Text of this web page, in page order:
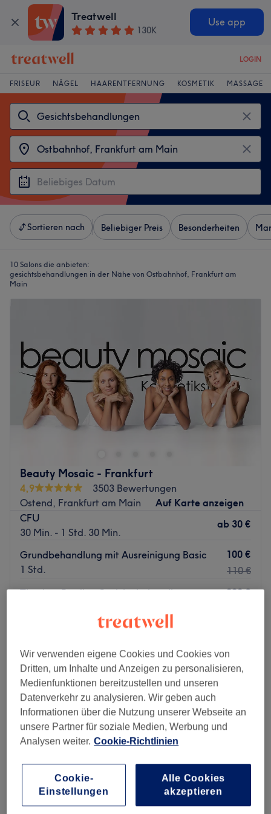
Treatwell
130K
Use app
LOGIN
FRISEUR NÄGEL HAARENTFERNUNG KOSMETIK MASSAGE
Sortieren nach Beliebiger Preis Besonderheiten
10 Salons die anbieten:
gesichtsbehandlungen in der Nähe von Ostbahnhof, Frankfurt am
Main
Beauty Mosaic - Frankfurt
4,9
3503 Bewertungen
Ostend, Frankfurt am Main
Auf Karte anzeigen
CFU
30 Min. - 1 Std. 30 Min.
ab 30 €
Grundbehandlung mit Ausreinigung Basic
1 Std.
100 €
110 €
Timeless Prodigy Gesichtsbehandlung
200 €
Schnellansicht Saloninfos
Montag 10:00– 20:00
Dienstag
09:30–20:00
Mittwoch
10:00–20:00
Donnerstag
09:30–20:00
Freitag
08:00–20:00
Samstag
10:00– 16:00
Sonntag
Überlasse nichts dem Zufall, sondern den Beauty-
Experten im Kosmetikstudio – Beauty Mosaic – in
Frankfurt-Ostend. Erlebe wohltuende Behandlungen,
Wir verwenden eigene Cookies und Cookies von
Dritten, um Inhalte und Anzeigen zu personalisieren,
Medienfunktionen bereitzustellen und unseren
Datenverkehr zu analysieren. Wir geben auch
Informationen über die Nutzung unserer Webseite an
unsere Partner für soziale Medien, Werbung und
Analysen weiter. Cookie-Richtlinien
Cookie-
Einstellungen
Alle Cookies
akzeptieren